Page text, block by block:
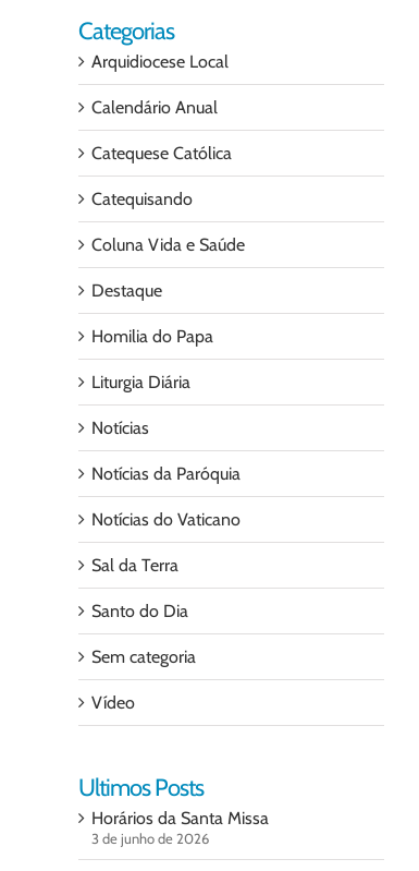
Categorias
Arquidiocese Local
Calendário Anual
Catequese Católica
Catequisando
Coluna Vida e Saúde
Destaque
Homilia do Papa
Liturgia Diária
Notícias
Notícias da Paróquia
Notícias do Vaticano
Sal da Terra
Santo do Dia
Sem categoria
Vídeo
Ultimos Posts
Horários da Santa Missa
3 de junho de 2026